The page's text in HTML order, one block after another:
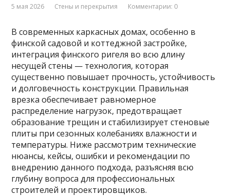
5 мая 2026 Стены и перекрытия Комментарии: 0
В современных каркасных домах, особенно в
финской садовой и коттеджной застройке,
интеграция финского ригеля во всю длину
несущей стены — технология, которая
существенно повышает прочность, устойчивость
и долговечность конструкции. Правильная
врезка обеспечивает равномерное
распределение нагрузок, предотвращает
образование трещин и стабилизирует стеновые
плиты при сезонных колебаниях влажности и
температуры. Ниже рассмотрим технические
нюансы, кейсы, ошибки и рекомендации по
внедрению данного подхода, разъясняя всю
глубину вопроса для профессиональных
строителей и проектировщиков.